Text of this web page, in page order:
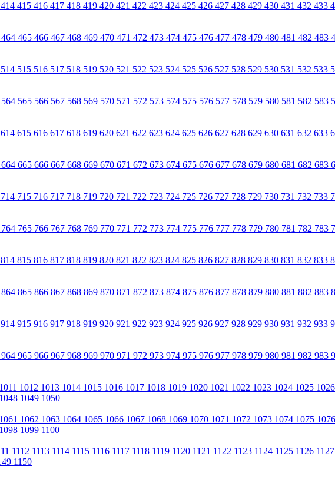
414 415 416 417 418 419 420 421 422 423 424 425 426 427 428 429 430 431 432 433
464 465 466 467 468 469 470 471 472 473 474 475 476 477 478 479 480 481 482 483
514 515 516 517 518 519 520 521 522 523 524 525 526 527 528 529 530 531 532 533
564 565 566 567 568 569 570 571 572 573 574 575 576 577 578 579 580 581 582 583
614 615 616 617 618 619 620 621 622 623 624 625 626 627 628 629 630 631 632 633
664 665 666 667 668 669 670 671 672 673 674 675 676 677 678 679 680 681 682 683
714 715 716 717 718 719 720 721 722 723 724 725 726 727 728 729 730 731 732 733
764 765 766 767 768 769 770 771 772 773 774 775 776 777 778 779 780 781 782 783
814 815 816 817 818 819 820 821 822 823 824 825 826 827 828 829 830 831 832 833
864 865 866 867 868 869 870 871 872 873 874 875 876 877 878 879 880 881 882 883
914 915 916 917 918 919 920 921 922 923 924 925 926 927 928 929 930 931 932 933
964 965 966 967 968 969 970 971 972 973 974 975 976 977 978 979 980 981 982 983
1011 1012 1013 1014 1015 1016 1017 1018 1019 1020 1021 1022 1023 1024 1025 1026
1048 1049 1050
1061 1062 1063 1064 1065 1066 1067 1068 1069 1070 1071 1072 1073 1074 1075 1076
1098 1099 1100
1112 1113 1114 1115 1116 1117 1118 1119 1120 1121 1122 1123 1124 1125 1126 1127
1150